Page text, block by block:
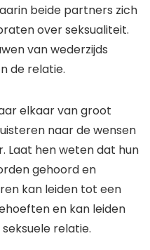
beide partners zich
over seksualiteit.
van wederzijds
de relatie.
elkaar van groot
naar de wensen
Laat hen weten dat hun
gehoord en
kan leiden tot een
en kan leiden
relatie.